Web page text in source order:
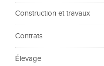
Construction et travaux
Contrats
Élevage